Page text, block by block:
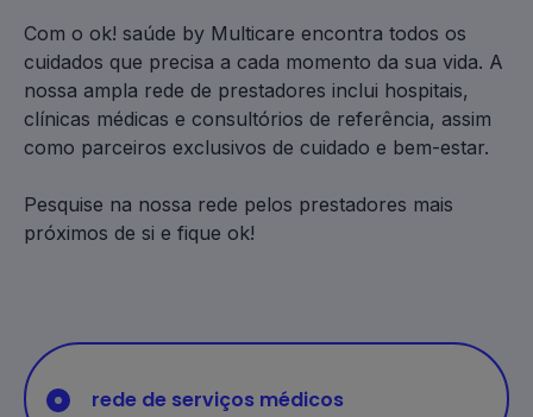
Com o ok! saúde by Multicare encontra todos os
cuidados que precisa a cada momento da sua vida. A
nossa ampla rede de prestadores inclui hospitais,
clínicas médicas e consultórios de referência, assim
como parceiros exclusivos de cuidado e bem-estar.
Pesquise na nossa rede pelos prestadores mais
próximos de si e fique ok!
rede de serviços médicos